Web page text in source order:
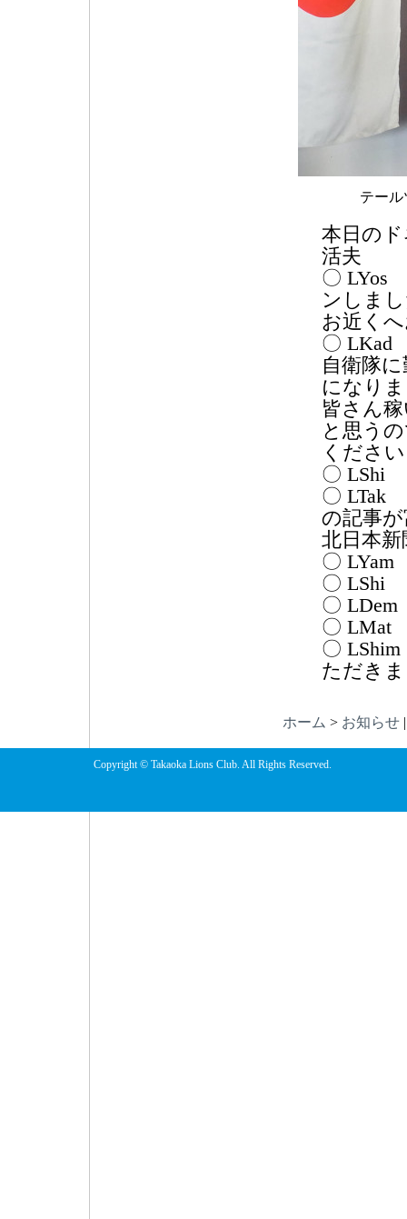
テー
本日の
活夫
〇 LYos
ンしま
お近く
〇 LKad
自衛隊
になり
皆さん
と思う
くださ
〇 LShi
〇 LTak
の記事
北日本
〇
〇 LShi
〇
〇 LMat
〇
ただき
ホーム > お知らせ
Copyright © Takaoka Lions Club. All Rights Reserved.